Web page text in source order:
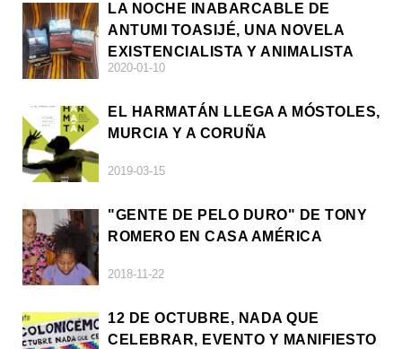
LA NOCHE INABARCABLE DE
ANTUMI TOASIJÉ, UNA NOVELA
EXISTENCIALISTA Y ANIMALISTA
2020-01-10
EL HARMATÁN LLEGA A MÓSTOLES,
MURCIA Y A CORUÑA
2019-03-15
"GENTE DE PELO DURO" DE TONY
ROMERO EN CASA AMÉRICA
2018-11-22
12 DE OCTUBRE, NADA QUE
CELEBRAR, EVENTO Y MANIFIESTO